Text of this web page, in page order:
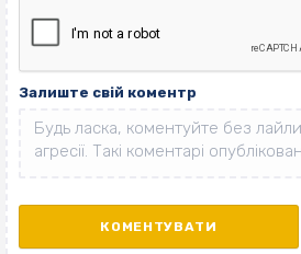
Залиште свій коментр